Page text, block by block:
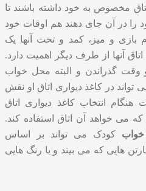
مخصوص به خود داشته باشند تا
در آن جای دهند هم اوقات خود
بازی و میز، کمد و تخت آنها یک
آنها از طرف دیگر اهمیت دارد.
گذراندن و البته محل خواب
در کاغذ دیواری اتاق او نقش
هنگام انتخاب کاغذ دیواری اتاق
می خواهد آن اتاق استفاده کند.
خواب کودک می تواند بر اساس
هایی که می بیند و یا رنگ هایی